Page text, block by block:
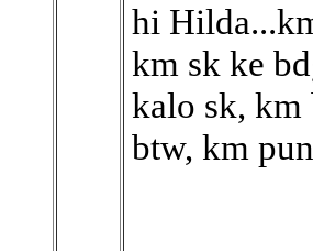
hi
km sk ke
kalo sk, km
btw, km